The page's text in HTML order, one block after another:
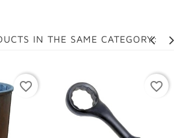
IN THE SAME CATEGORY:
favorite_border favorite_border